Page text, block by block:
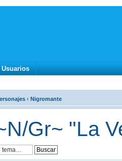
Usuarios
‹ Nigromante
Gr~ "La